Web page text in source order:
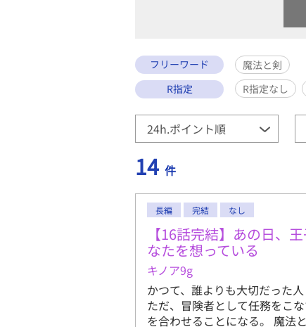
フリーワード
魔法と剣
R指定
R指定なし
14 件
長編 完結 なし
【16話完結】あの日、
なたを想っている
キノア9g
かつて、誰よりも大切だった
ただ、冒険者として任務をこ
を合わせることになる。 魔法